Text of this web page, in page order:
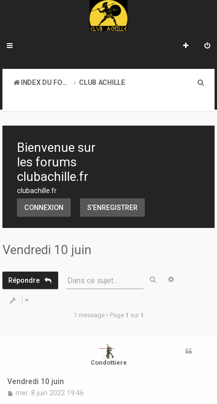
INDEX DU FORUM
CLUB ACHILLE
h
Bienvenue sur
les forums
clubachille.fr
clubachille.fr
CONNEXION S’ENREGISTRER
Vendredi 10 juin
Répondre Dans ce sujet… Rechercher
1 message • Page 1 sur 1
Condottiere
Vendredi 10 juin
M
mer. 8 juin 2022 19:46